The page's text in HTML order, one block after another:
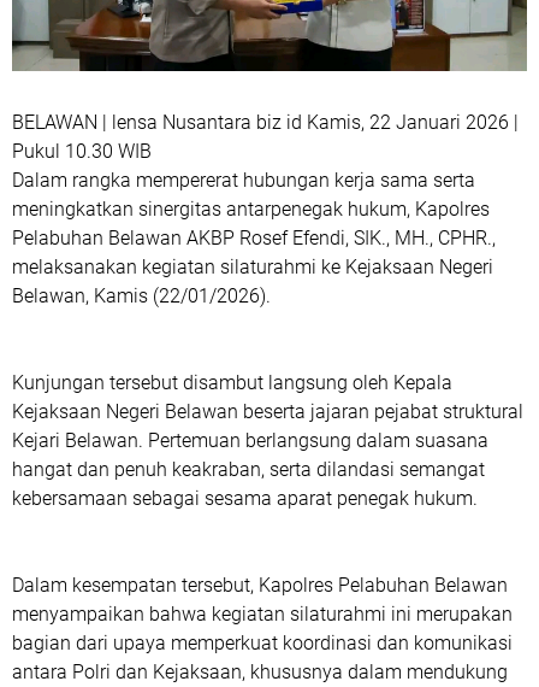
BELAWAN | lensa Nusantara biz id Kamis, 22 Januari 2026 |
Pukul 10.30 WIB
Dalam rangka mempererat hubungan kerja sama serta
meningkatkan sinergitas antarpenegak hukum, Kapolres
Pelabuhan Belawan AKBP Rosef Efendi, SIK., MH., CPHR.,
melaksanakan kegiatan silaturahmi ke Kejaksaan Negeri
Belawan, Kamis (22/01/2026).
Kunjungan tersebut disambut langsung oleh Kepala
Kejaksaan Negeri Belawan beserta jajaran pejabat struktural
Kejari Belawan. Pertemuan berlangsung dalam suasana
hangat dan penuh keakraban, serta dilandasi semangat
kebersamaan sebagai sesama aparat penegak hukum.
Dalam kesempatan tersebut, Kapolres Pelabuhan Belawan
menyampaikan bahwa kegiatan silaturahmi ini merupakan
bagian dari upaya memperkuat koordinasi dan komunikasi
antara Polri dan Kejaksaan, khususnya dalam mendukung